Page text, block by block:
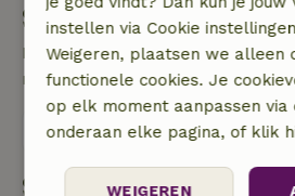
Stel een vraag
Neem contact op met de
natuurhuisje
Stuur een bericht
Start mijn boeking
instellen via Cookie
Weigeren, plaatsen we alleen
functionele cookies. Je
op elk moment aanpassen via
onderaan elke pagina, of klik
WEIGEREN